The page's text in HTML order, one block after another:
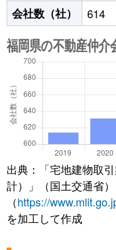
会社数（社）
614
出典：「宅地建物取
計）」（国土交通省）
（https://
を加工して作成